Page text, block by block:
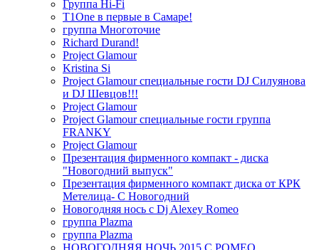
Группа Hi-Fi
T1One в первые в Самаре!
группа Многоточие
Richard Durand!
Project Glamour
Kristina Si
Project Glamour специальные гости DJ Силуянова
и DJ Шевцов!!!
Project Glamour
Project Glamour специальные гости группа
FRANKY
Project Glamour
Презентация фирменного компакт - диска
"Новогодний выпуск"
Презентация фирменного компакт диска от КРК
Метелица- С Новогодний
Новогодняя нось с Dj Alexey Romeo
группа Plazma
группа Plazma
НОВОГОДНЯЯ НОЧЬ 2015 C РОМЕО